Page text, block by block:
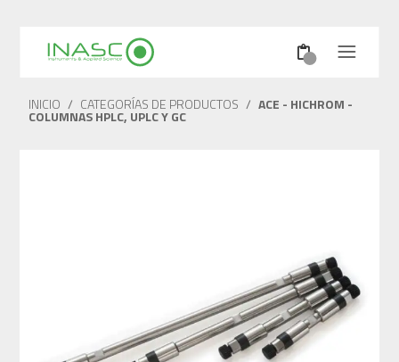
INICIO / CATEGORÍAS DE PRODUCTOS / ACE - HICHROM -
COLUMNAS HPLC, UPLC Y GC